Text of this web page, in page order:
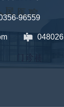
96559
048026